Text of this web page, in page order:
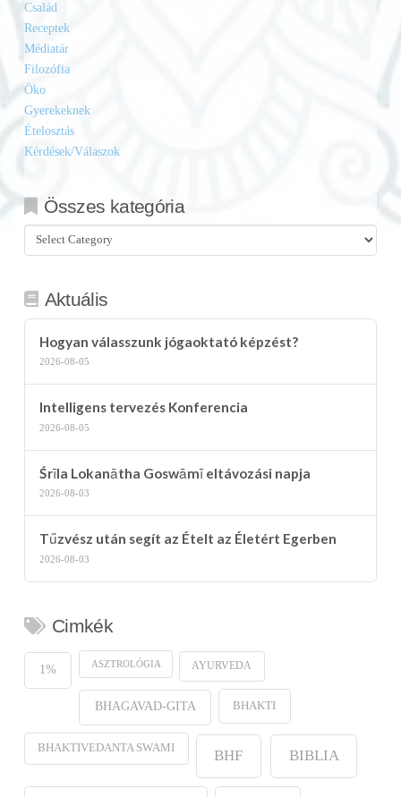
Család
Receptek
Médiatár
Filozófia
Öko
Gyerekeknek
Ételosztás
Kérdések/Válaszok
Összes kategória
Összes
kategória
Aktuális
Hogyan válasszunk jógaoktató képzést?
2026-08-05
Intelligens tervezés Konferencia
2026-08-05
Śrīla Lokanātha Goswāmī eltávozási napja
2026-08-03
Tűzvész után segít az Ételt az Életért Egerben
2026-08-03
Cimkék
1% ASZTROLÓGIA AYURVEDA
BHAGAVAD-GITA BHAKTI
BHAKTIVEDANTA SWAMI BHF BIBLIA